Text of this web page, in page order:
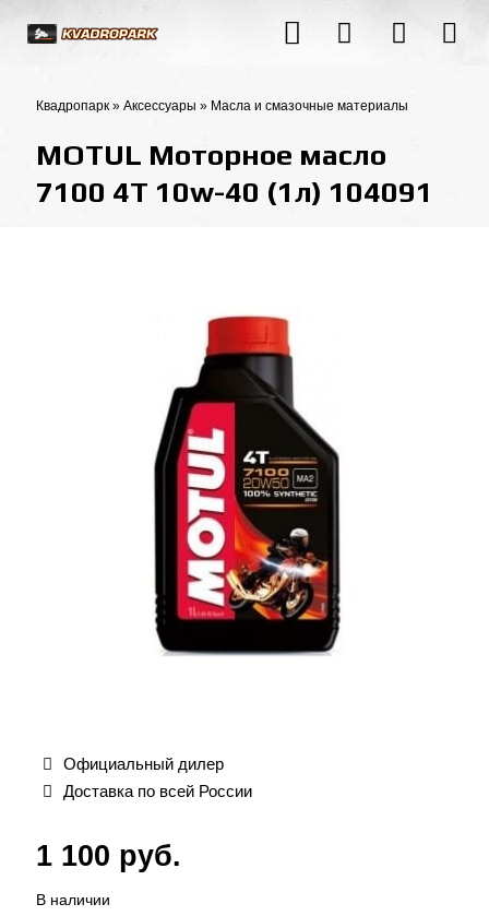
Квадропарк » Аксессуары » Масла и смазочные материалы
MOTUL Моторное масло
7100 4T 10w-40 (1л) 104091
Официальный дилер
Доставка по всей России
1 100 руб.
В наличии